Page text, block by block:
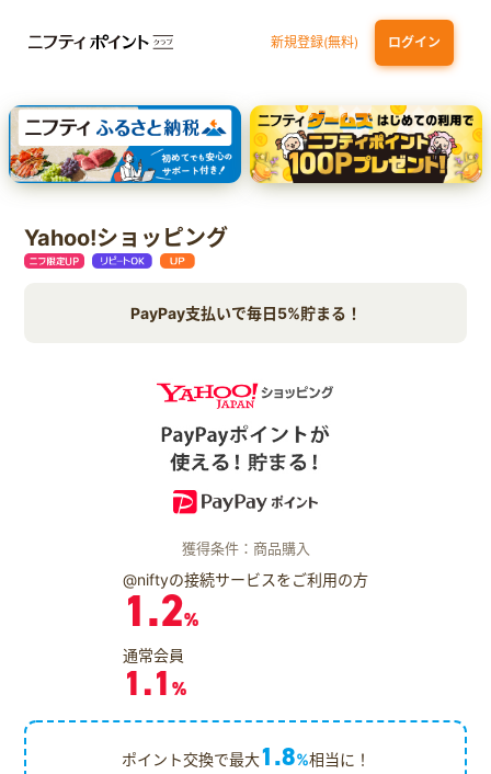
新規登録(無料) ログイン
dカード GOLD 三井住友カード ゴールド（NL）（家族カード発行）
【実質初月無料】DMM | Disney+(ディズニープラス) セットプラン
SBI証券 確定拠出年金（iDeCo）
Yahoo!ショッピング
PayPay支払いで毎日5%貯まる！
獲得条件：商品購入
@niftyの接続サービスをご利用の方
1.2%
通常会員
1.1 %
ポイント交換で最大1.8%相当に！